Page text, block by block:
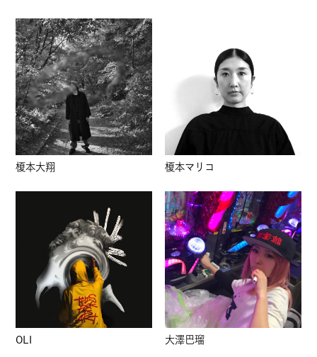
榎本大翔 榎本マリコ
OLI 大澤巴瑠